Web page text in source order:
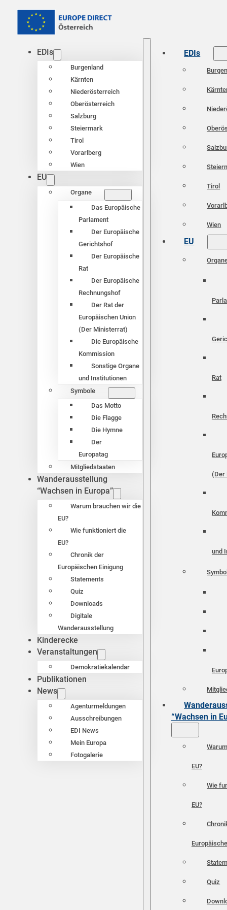
EDIs
Burgenland
Kärnten
Niederösterreich
Oberösterreich
Salzburg
Steiermark
Tirol
Vorarlberg
Wien
EU
Organe
Das Europäische
Parlament
Der Europäische
Gerichtshof
Der Europäische
Rat
Der Europäische
Rechnungshof
Der Rat der
Europäischen Union
(Der Ministerrat)
Die Europäische
Kommission
Sonstige Organe
und Institutionen
Symbole
Das Motto
Die Flagge
Die Hymne
Der
Europatag
Mitgliedstaaten
Wanderausstellung
“Wachsen in Europa”
Warum brauchen wir die
EU?
Wie funktioniert die
EU?
Chronik der
Europäischen Einigung
Statements
Quiz
Downloads
Digitale
Wanderausstellung
Kinderecke
Veranstaltungen
Demokratiekalendar
Publikationen
News
Agenturmeldungen
Ausschreibungen
EDI News
Mein Europa
Fotogalerie
EDIs
Tirol
Wien
EU
Rat
(Der
und
“Wachsen in
EU?
Wie
EU?
Quiz